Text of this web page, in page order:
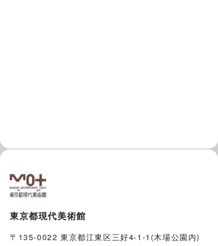
東京都現代美術館
〒135-0022 東京都江東区三好4-1-1(木場公園内)